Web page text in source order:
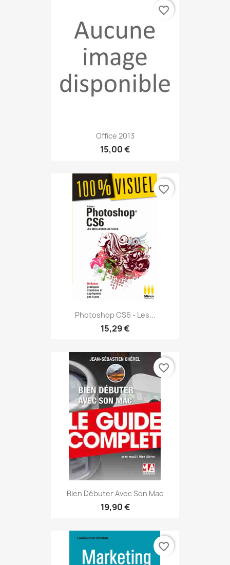
Office 2013
15,00 €
favorite_border
Photoshop CS6 - Les...
15,29 €
favorite_border
Bien Débuter Avec Son Mac
19,90 €
favorite_border
favorite_border